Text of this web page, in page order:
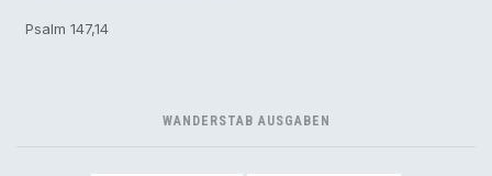
Psalm 147,14
WANDERSTAB AUSGABEN